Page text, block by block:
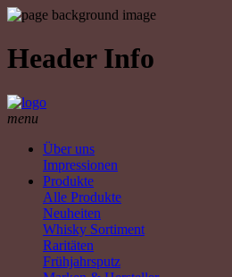
Header Info
menu
Über uns
Impressionen
Produkte
Alle Produkte
Neuheiten
Whisky Sortiment
Raritäten
Frühjahrsputz